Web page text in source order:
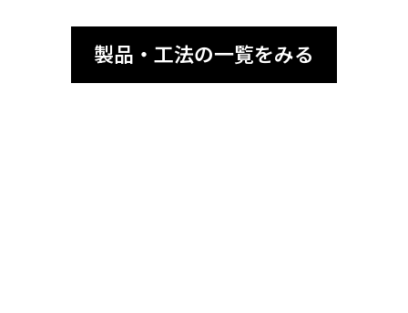
製品・工法の一覧をみる